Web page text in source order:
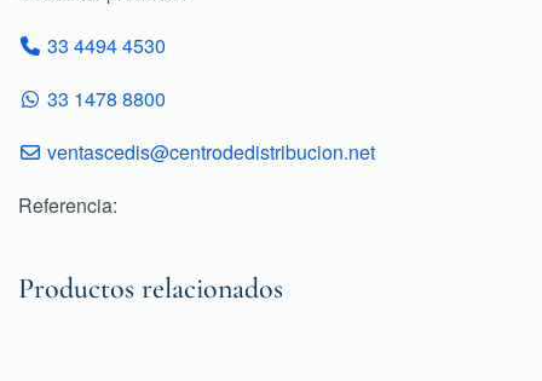
33 4494 4530
33 1478 8800
ventascedis@centrodedistribucion.net
Referencia:
Productos relacionados